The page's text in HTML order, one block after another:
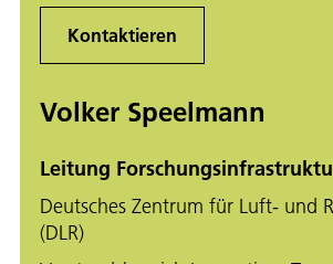
Kontaktieren
Volker Speelmann
Leitung
Deutsches Zentrum für Luft- und
(DLR)